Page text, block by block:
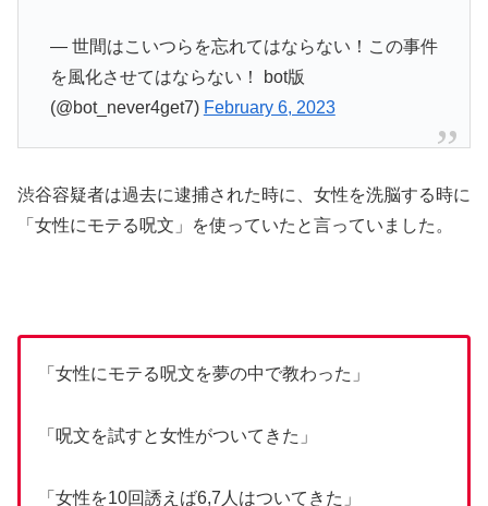
— 世間はこいつらを忘れてはならない！この事件
を風化させてはならない！ bot版
(@bot_never4get7) February 6, 2023
渋谷容疑者は過去に逮捕された時に、女性を洗脳する時に
「女性にモテる呪文」を使っていたと言っていました。
「女性にモテる呪文を夢の中で教わった」
「呪文を試すと女性がついてきた」
「女性を10回誘えば6,7人はついてきた」